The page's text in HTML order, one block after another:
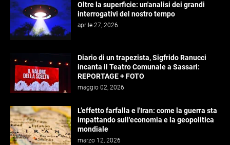
Oltre la superficie: un'analisi dei grandi
interrogativi del nostro tempo
aprile 27, 2026
Diario di un trapezista, Sigfrido Ranucci
incanta il Teatro Comunale a Sassari:
REPORTAGE + FOTO
maggio 02, 2026
L’effetto farfalla e l'Iran: come la guerra sta
impattando sull'economia e la geopolitica
mondiale
marzo 12, 2026